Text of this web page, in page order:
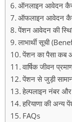
ऑनलाइन आवेदन
ऑफलाइन आवेदन
पेंशन आवेदन की
लाभार्थी सूची
पेंशन का पैसा कब
वार्षिक जीवन
पेंशन से जुड़ी
हेल्पलाइन नंबर और
हरियाणा की अन्य
FAQs